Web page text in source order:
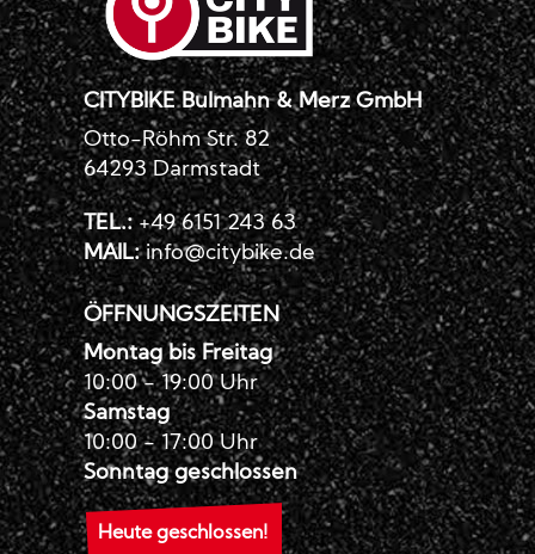
CITYBIKE Bulmahn & Merz GmbH
Otto-Röhm Str. 82
64293 Darmstadt
TEL.:+49 6151 243 63
MAIL: info@citybike.de
ÖFFNUNGSZEITEN
Montag bis Freitag
10:00 - 19:00 Uhr
Samstag
10:00 - 17:00 Uhr
Sonntag geschlossen
Heute geschlossen!